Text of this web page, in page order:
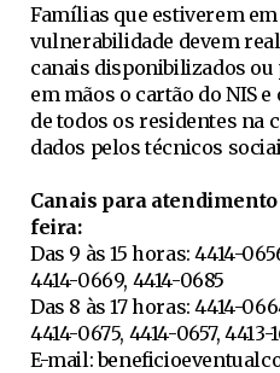
Famílias que estiverem
vulnerabilidade devem
canais disponibilizados
em mãos o cartão do NIS
de todos os residentes na
dados pelos técnicos
Canais para
feira:
Das 9 às 15 horas: 4414-
4414-0669, 4414-0685
Das 8 às 17 horas: 4414-
4414-0675, 4414-0657, 4413-
E-mail: